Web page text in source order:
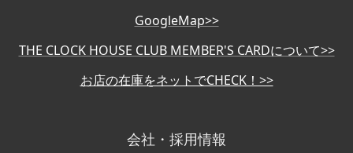
GoogleMap>>
THE CLOCK HOUSE CLUB MEMBER'S CARDについて>>
お店の在庫をネットでCHECK！>>
会社・採用情報